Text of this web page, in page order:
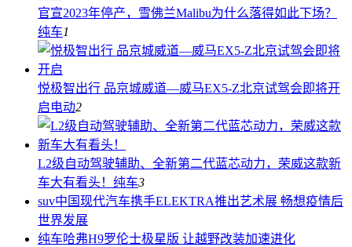
官宣2023年停产，雪佛兰Malibu为什么落得如此下场？
纯车1
悦极智出行 品京城威道—威马EX5-Z北京试驾会即将开
启电动2
L2级自动驾驶辅助、全新第二代蓝芯动力，荣威这款新
车大有看头！ 纯车3
suv中国现代汽车携手ELEKTRA推出艺术展 畅想疫情后
世界发展
纯车哈弗H9罗伦士极星版 让越野改装加速进化